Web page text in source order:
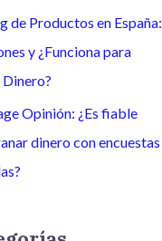
de Productos en España:
y ¿Funciona para
Opinión: ¿Es fiable
dinero con encuestas